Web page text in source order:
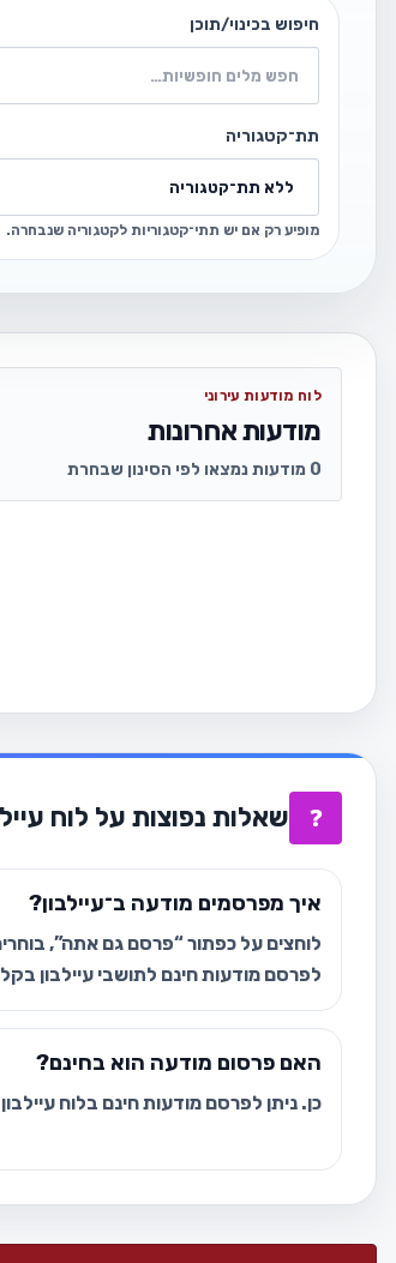
חיפוש בכינוי/תוכן
תת־קטגוריה
מופיע רק אם יש תתי־קטגוריות לקטגוריה שנבחרה.
לוח מודעות עירוני
מודעות אחרונות
0 מודעות נמצאו לפי הסינון שבחרת
❓ שאלות נפוצות על לוח
איך מפרסמים מודעה ב־עיילבון?
לוחצים על כפתור “פרסם גם אתה”,
לפרסם מודעות חינם לתושבי עיילבון
האם פרסום מודעה הוא בחינם?
כן. ניתן לפרסם מודעות חינם בלוח